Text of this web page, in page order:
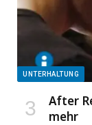
UNTERHALTUNG
After
mehr